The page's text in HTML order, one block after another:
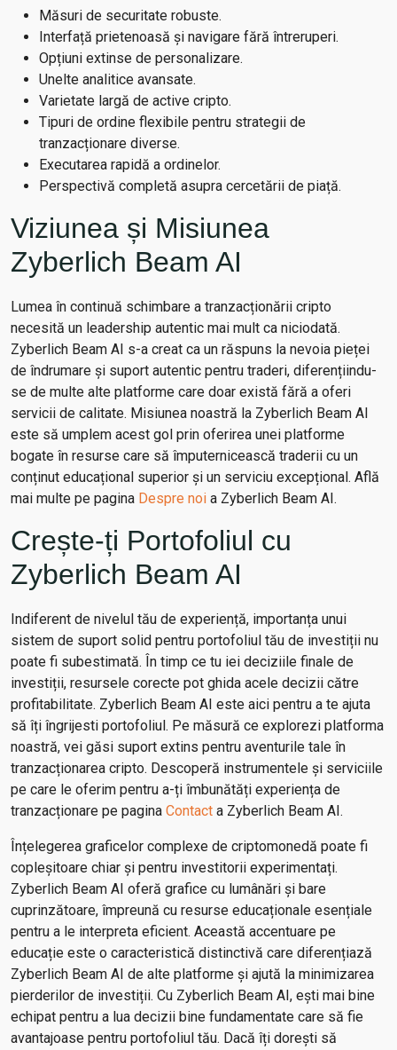
Măsuri de securitate robuste.
Interfață prietenoasă și navigare fără întreruperi.
Opțiuni extinse de personalizare.
Unelte analitice avansate.
Varietate largă de active cripto.
Tipuri de ordine flexibile pentru strategii de
tranzacționare diverse.
Executarea rapidă a ordinelor.
Perspectivă completă asupra cercetării de piață.
Viziunea și Misiunea
Zyberlich Beam AI
Lumea în continuă schimbare a tranzacționării cripto
necesită un leadership autentic mai mult ca niciodată.
Zyberlich Beam AI s-a creat ca un răspuns la nevoia pieței
de îndrumare și suport autentic pentru traderi, diferențiindu-
se de multe alte platforme care doar există fără a oferi
servicii de calitate. Misiunea noastră la Zyberlich Beam AI
este să umplem acest gol prin oferirea unei platforme
bogate în resurse care să împuternicească traderii cu un
conținut educațional superior și un serviciu excepțional. Află
mai multe pe pagina Despre noi a Zyberlich Beam AI.
Crește-ți Portofoliul cu
Zyberlich Beam AI
Indiferent de nivelul tău de experiență, importanța unui
sistem de suport solid pentru portofoliul tău de investiții nu
poate fi subestimată. În timp ce tu iei deciziile finale de
investiții, resursele corecte pot ghida acele decizii către
profitabilitate. Zyberlich Beam AI este aici pentru a te ajuta
să îți îngrijesti portofoliul. Pe măsură ce explorezi platforma
noastră, vei găsi suport extins pentru aventurile tale în
tranzacționarea cripto. Descoperă instrumentele și serviciile
pe care le oferim pentru a-ți îmbunătăți experiența de
tranzacționare pe pagina Contact a Zyberlich Beam AI.
Înțelegerea graficelor complexe de criptomonedă poate fi
copleșitoare chiar și pentru investitorii experimentați.
Zyberlich Beam AI oferă grafice cu lumânări și bare
cuprinzătoare, împreună cu resurse educaționale esențiale
pentru a le interpreta eficient. Această accentuare pe
educație este o caracteristică distinctivă care diferențiază
Zyberlich Beam AI de alte platforme și ajută la minimizarea
pierderilor de investiții. Cu Zyberlich Beam AI, ești mai bine
echipat pentru a lua decizii bine fundamentate care să fie
avantajoase pentru portofoliul tău. Dacă îți dorești să